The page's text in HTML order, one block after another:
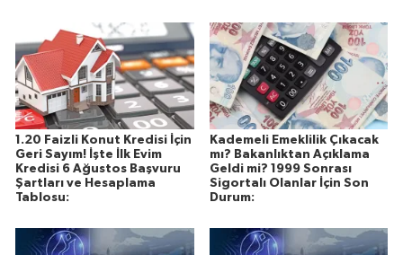
1.20 Faizli Konut Kredisi İçin
Geri Sayım! İşte İlk Evim
Kredisi 6 Ağustos Başvuru
Şartları ve Hesaplama
Tablosu:
Kademeli Emeklilik Çıkacak
mı? Bakanlıktan Açıklama
Geldi mi? 1999 Sonrası
Sigortalı Olanlar İçin Son
Durum: